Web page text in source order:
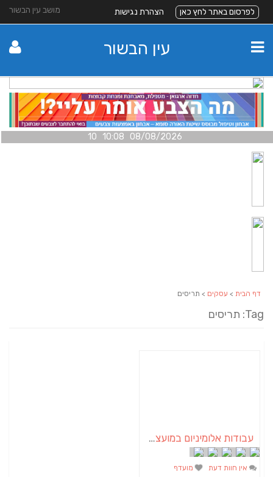
מושב עין הבשור לפרסום באתר לחץ כאן הצהרת נגישות
עין הבשור
08/08/2026 10:08 10
דף הבית > עסקים > תריסים
Tag: תריסים
עבודות אלומיניום במועצה אזורית אשכול | בעוטף עזה
אין חוות דעת מועדף